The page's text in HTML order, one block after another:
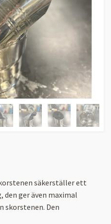
säkerställer ett
den ger även maximal
skorstenen. Den